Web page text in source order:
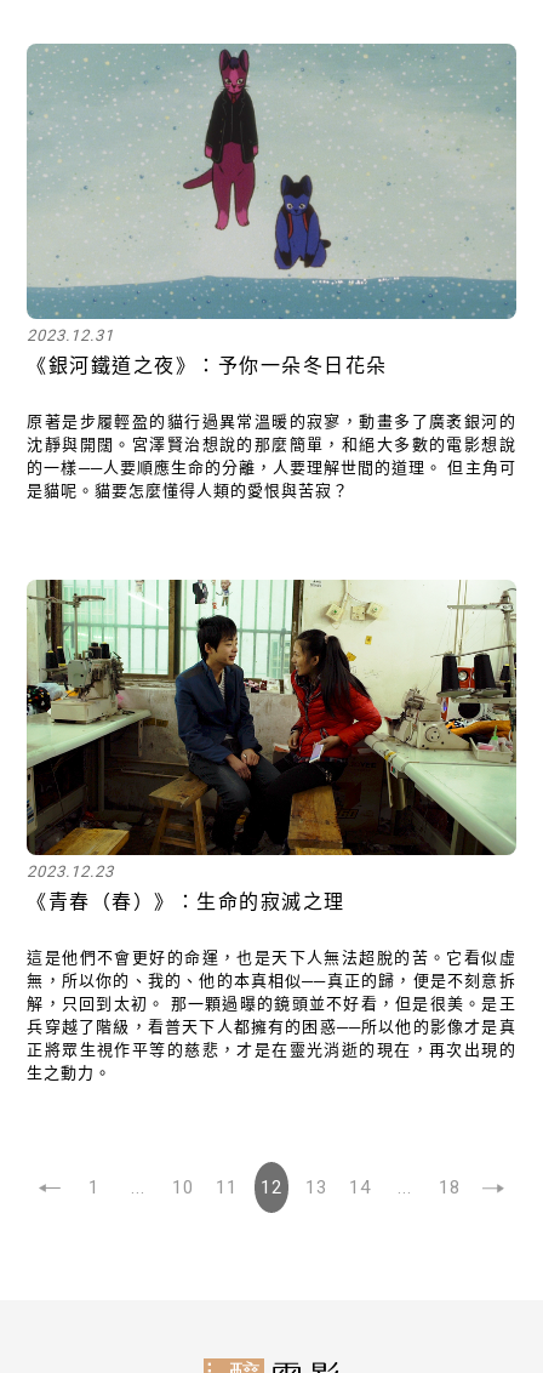
2023.12.31
《銀河鐵道之夜》：予你一朵冬日花朵
原著是步履輕盈的貓行過異常溫暖的寂寥，動畫多了廣袤銀河的
沈靜與開闊。宮澤賢治想說的那麼簡單，和絕大多數的電影想說
的一樣──人要順應生命的分離，人要理解世間的道理。 但主角可
是貓呢。貓要怎麼懂得人類的愛恨與苦寂？
2023.12.23
《青春（春）》：生命的寂滅之理
這是他們不會更好的命運，也是天下人無法超脫的苦。它看似虛
無，所以你的、我的、他的本真相似──真正的歸，便是不刻意拆
解，只回到太初。 那一顆過曝的鏡頭並不好看，但是很美。是王
兵穿越了階級，看普天下人都擁有的困惑──所以他的影像才是真
正將眾生視作平等的慈悲，才是在靈光消逝的現在，再次出現的
生之動力。
1 10 11 12 13 14 18